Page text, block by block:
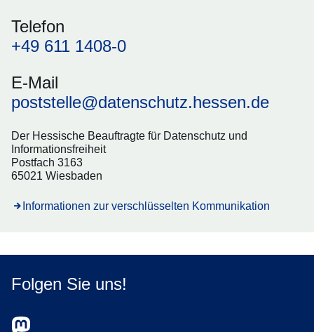
Telefon
+49 611 1408-0
E-Mail
poststelle@datenschutz.hessen.de
Der Hessische Beauftragte für Datenschutz und
Informationsfreiheit
Postfach 3163
65021 Wiesbaden
Informationen zur verschlüsselten Kommunikation
Folgen Sie uns!
Zum Mastodon-Account des HBDI
Öffnet sich in einem neuen Fenster